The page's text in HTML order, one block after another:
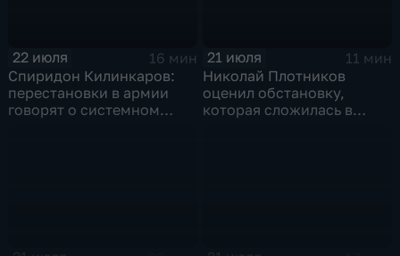
22 июля
16 мин
Спиридон Килинкаров:
перестановки в армии
говорят о системном
21 июля
11 мин
Николай Плотников
оценил обстановку,
которая сложилась в